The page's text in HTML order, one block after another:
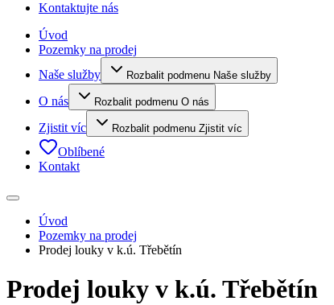
Kontaktujte nás
Úvod
Pozemky na prodej
Naše služby
Rozbalit podmenu Naše služby
O nás Rozbalit podmenu O nás
Zjistit víc Rozbalit podmenu Zjistit víc
Oblíbené
Kontakt
Úvod
Pozemky na prodej
Prodej louky v k.ú. Třebětín
Prodej louky v k.ú. Třebětín